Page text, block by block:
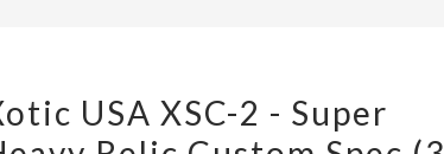
USA XSC-2 - Super